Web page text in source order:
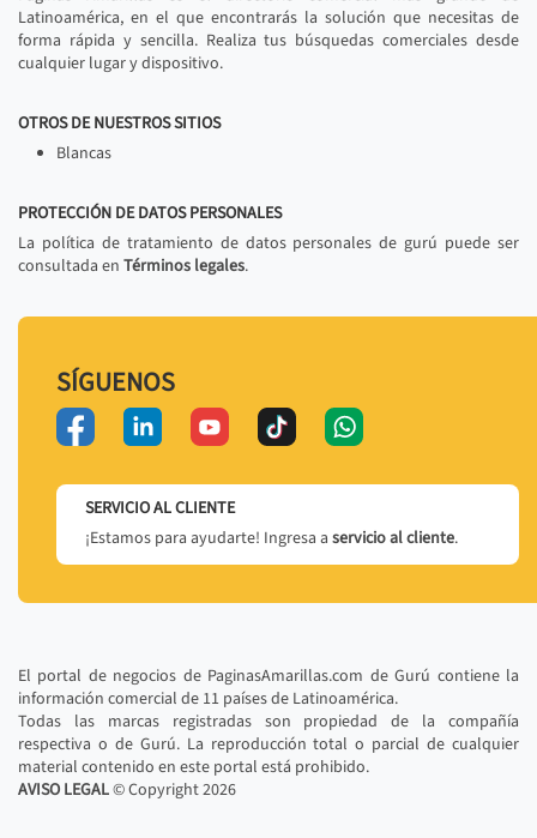
Latinoamérica, en el que encontrarás la solución que necesitas de
forma rápida y sencilla. Realiza tus búsquedas comerciales desde
cualquier lugar y dispositivo.
OTROS DE NUESTROS SITIOS
Blancas
PROTECCIÓN DE DATOS PERSONALES
La política de tratamiento de datos personales de gurú puede ser
consultada en Términos legales.
SÍGUENOS
SERVICIO AL CLIENTE
¡Estamos para ayudarte! Ingresa a servicio al cliente.
El portal de negocios de PaginasAmarillas.com de Gurú contiene la
información comercial de 11 países de Latinoamérica.
Todas las marcas registradas son propiedad de la compañía
respectiva o de Gurú. La reproducción total o parcial de cualquier
material contenido en este portal está prohibido.
AVISO LEGAL© Copyright2026